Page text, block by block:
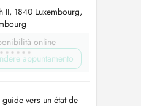
II, 1840 Luxembourg,
online
appuntamento
vers un état de